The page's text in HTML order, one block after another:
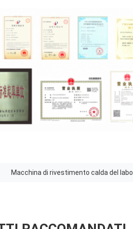
Macchina di rivestimento calda del